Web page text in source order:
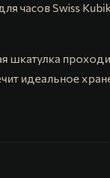
часов Swiss
шкатулка
идеальное